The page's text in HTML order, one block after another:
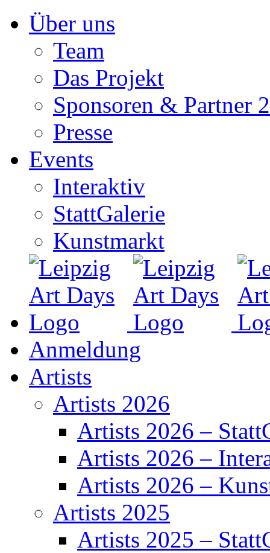
Inhalt
springenÜber uns
Team
Das Projekt
Sponsoren & Partner
Presse
Events
Interaktiv
StattGalerie
Kunstmarkt
Anmeldung
Artists
Artists 2026
Artists 2026 –
Artists 2026 –
Artists 2026 –
Artists 2025
Artists 2025 –